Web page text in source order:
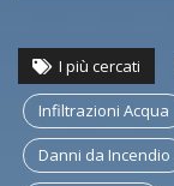
I più cercati
Infiltrazioni Acqua
Danni da Incendio